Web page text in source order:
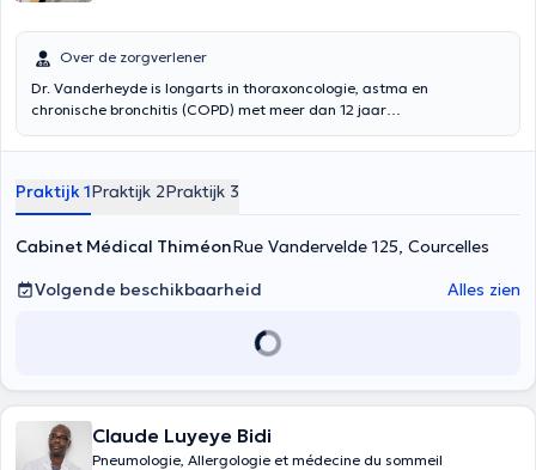
Over de zorgverlener
Dr. Vanderheyde is longarts in thoraxoncologie, astma en
chronische bronchitis (COPD) met meer dan 12 jaar
houdt zijn vaardigheden voortdurend op peil om zijn patiënten
verenigingen, waaronder ESMO, ERS en ATS, en behaalde zijn
specialisatiediploma pulmonologie in 2009 aan de Université
Catholique de Louvain in Woluwe. Hij geeft consultaties in het Frans
of Engels in Jumet, Saint-Vaast, Feluy, Marcinelle en Thiméon. Hij
kan u meenemen voor astma follow-up, zuurstoftherapie,
pneumologische en respiratoire check-ups, oncologische follow-up
om van slaapstoornissen of ademhalingsallergieën af te komen.
Praktijk 1Praktijk 2Praktijk 3
Cabinet Médical ThiméonRue Vandervelde 125, Courcelles
Volgende beschikbaarheid
Alles zien
Claude Luyeye Bidi
Pneumologie, Allergologie et médecine du sommeil